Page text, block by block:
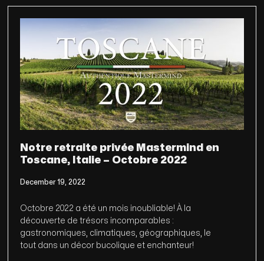
Notre retraite privée Mastermind en
Toscane, Italie – Octobre 2022
December 19, 2022
Octobre 2022 a été un mois inoubliable! À la
découverte de trésors incomparables :
gastronomiques, climatiques, géographiques, le
tout dans un décor bucolique et enchanteur!